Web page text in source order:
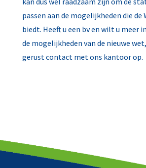
passen aan de mogelijkheden die de
biedt. Heeft u een bv en wilt u meer
de mogelijkheden van de nieuwe
gerust contact met ons kantoor op.